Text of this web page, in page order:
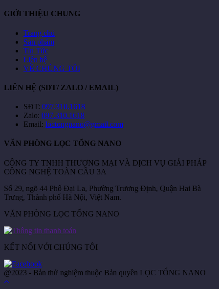
GIỚI THIỆU CHUNG
Trang chủ
Sản phẩm
Tin Tức
Liên hệ
VỀ CHÚNG TÔI
LIÊN HỆ (SDT/ ZALO / EMAIL)
SĐT: 097.310.1618
Zalo: 097.310.1618
Email: loctongnano@gmail.com
VĂN PHÒNG LỌC TỔNG NANO
CÔNG TY TNHH THƯƠNG MẠI VÀ DỊCH VỤ GIẢI PHÁP
CÔNG NGHỆ TOÀN CẦU 3A
Số 29, ngõ 44 Phố Đại La, Phường Trương Định, Quận Hai Bà
Trưng, Thành phố Hà Nội, Việt Nam.
VĂN PHÒNG LỌC TỔNG NANO
KẾT NỐI VỚI CHÚNG TÔI
@2023 - Bản thử nghiệm thuộc Bản quyền LỌC TỔNG NANO